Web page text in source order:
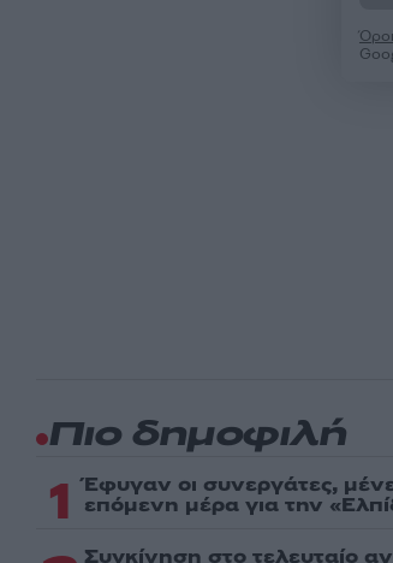
Πιο δημοφιλή
1 Έφυγαν οι συνεργάτες,
επόμενη μέρα για την
Συγκίνηση στο τελευταίο